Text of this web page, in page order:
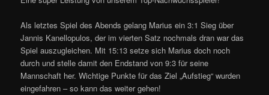
Als letztes Spiel des Abends gelang Marius ein 3:1 Sieg über
Jannis Kanellopulos, der im vierten Satz nochmals dran war das
Spiel auszugleichen. Mit 15:13 setze sich Marius doch noch
durch und stelle damit den Endstand von 9:3 für seine
Mannschaft her. Wichtige Punkte für das Ziel „Aufstieg“ wurden
eingefahren – so kann das weiter gehen!